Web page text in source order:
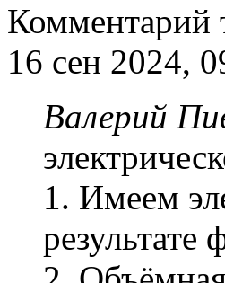
Комментарий
16 сен 2024,
Валерий
1. Имеем
результате